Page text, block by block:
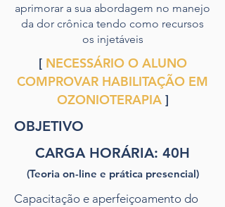
aprimorar a sua abordagem no manejo
da dor crônica tendo como recursos
os injetáveis
[NECESSÁRIO O ALUNO
COMPROVAR HABILITAÇÃO EM
OZONIOTERAPIA ]
OBJETIVO
CARGA HORÁRIA: 40H
(Teoria on-line e prática presencial)
Capacitação e aperfeiçoamento do